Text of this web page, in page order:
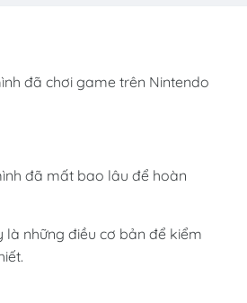
đã chơi game trên Nintendo
đã mất bao lâu để hoàn
những điều cơ bản để kiểm